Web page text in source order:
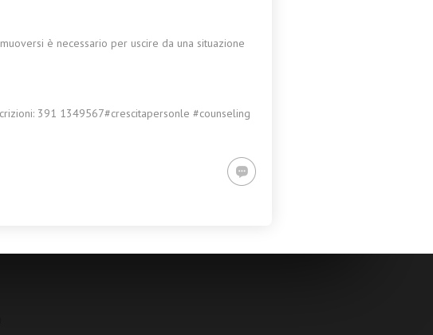
è necessario per uscire da una situazione
391 1349567#crescitapersonle #counseling